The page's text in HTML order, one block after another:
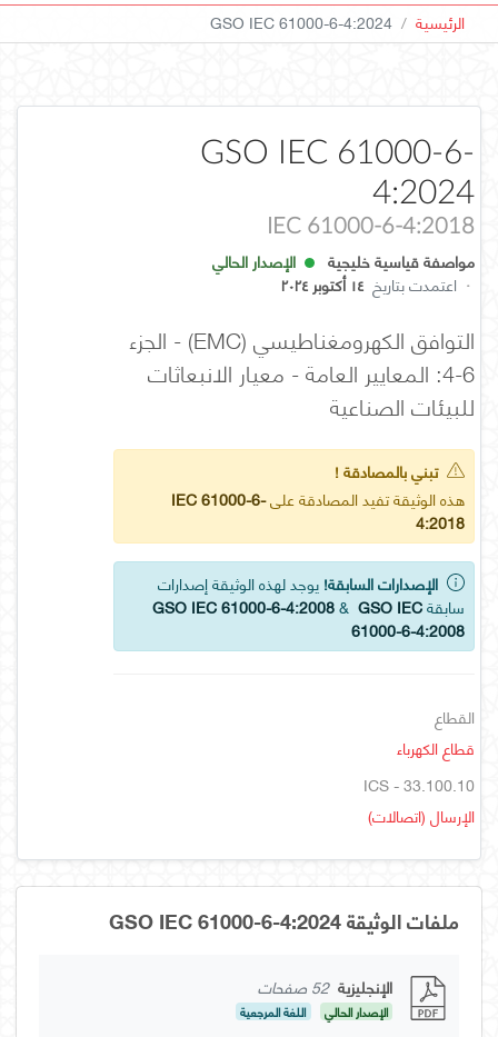
الرئيسية GSO IEC 61000-6-4:2024
GSO IEC 61000-6-
4:2024
IEC 61000-6-4:2018
مواصفة قياسية خليجية
الإصدار الحالي
· اعتمدت بتاريخ ١٤ أكتوبر ٢٠٢٤
التوافق الكهرومغناطيسي (EMC) - الجزء
6-4: المعايير العامة - معيار الانبعاثات
للبيئات الصناعية
تبني بالمصادقة !
هذه الوثيقة تفيد المصادقة علىIEC 61000-6-
4:2018
الإصدارات السابقة! يوجد لهذه الوثيقة إصدارات
سابقة
GSO IEC 61000-6-4:2008& GSO IEC
61000-6-4:2008
القطاع
قطاع الكهرباء
ICS - 33.100.10
الإرسال (اتصالات)
ملفات الوثيقة GSO IEC 61000-6-4:2024
الإنجليزية 52 صفحات
الإصدار الحالي اللغة المرجعية